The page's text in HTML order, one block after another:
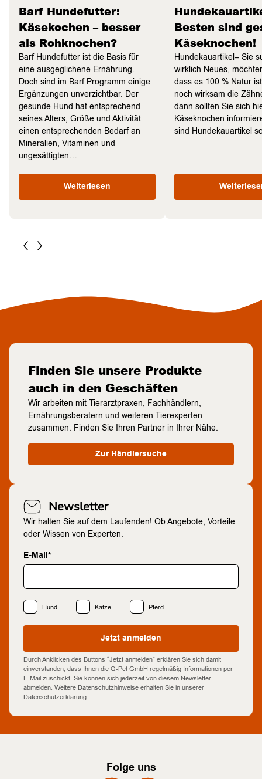
Barf Hundefutter:
Käsekochen – besser
als Rohknochen?
Barf Hundefutter ist die Basis für
eine ausgeglichene Ernährung.
Doch sind im Barf Programm einige
Ergänzungen unverzichtbar. Der
gesunde Hund hat entsprechend
seines Alters, Größe und Aktivität
einen entsprechenden Bedarf an
Mineralien, Vitaminen und
ungesättigten…
Weiterlesen
Besten sind
Käseknochen!
Hundekauartikel– Sie
wirklich Neues,
dass es 100 % Natur
noch wirksam die
dann sollten Sie sich
Käseknochen
sind Hundekauartikel
Finden Sie unsere Produkte
auch in den Geschäften
Wir arbeiten mit Tierarztpraxen, Fachhändlern,
Ernährungsberatern und weiteren Tierexperten
zusammen. Finden Sie Ihren Partner in Ihrer Nähe.
Zur Händlersuche
Newsletter
Wir halten Sie auf dem Laufenden! Ob Angebote, Vorteile
oder Wissen von Experten.
E-Mail*
Hund Katze Pferd
Jetzt anmelden
Durch Anklicken des Buttons “Jetzt anmelden” erklären Sie sich damit
einverstanden, dass Ihnen die Q-Pet GmbH regelmäßig Informationen per
E-Mail zuschickt. Sie können sich jederzeit von diesem Newsletter
abmelden. Weitere Datenschutzhinweise erhalten Sie in unserer
Datenschutzerklärung.
Folge uns